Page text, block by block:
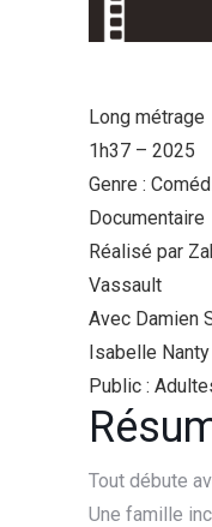
Long métrage
1h37 – 2025
Genre :
Documentaire
Réalisé par
Vassault
Avec Damien
Isabelle Nanty
Public :
Tout débute
Une famille